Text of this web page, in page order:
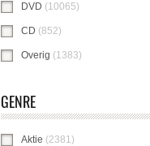
DVD (10065)
CD (852)
Overig (1383)
GENRE
Aktie (2381)